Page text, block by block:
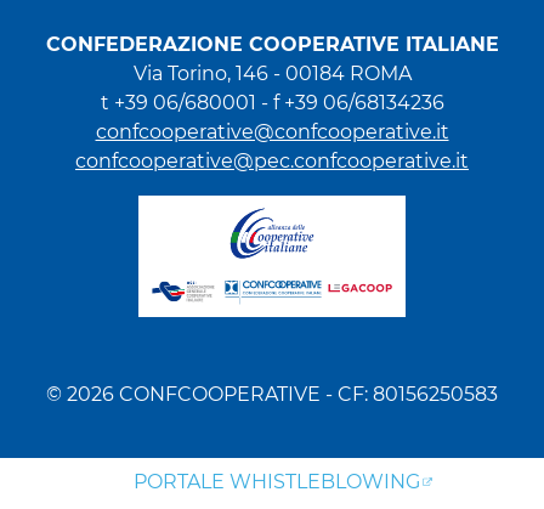
CONFEDERAZIONE COOPERATIVE ITALIANE
Via Torino, 146 - 00184 ROMA
t +39 06/680001 - f +39 06/68134236
confcooperative@confcooperative.it
confcooperative@pec.confcooperative.it
© 2026 CONFCOOPERATIVE - CF: 80156250583
PORTALE WHISTLEBLOWING